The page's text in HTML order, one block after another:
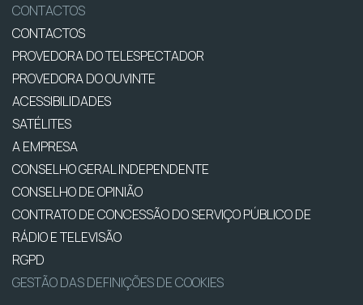
CONTACTOS
CONTACTOS
PROVEDORA DO TELESPECTADOR
PROVEDORA DO OUVINTE
ACESSIBILIDADES
SATÉLITES
A EMPRESA
CONSELHO GERAL INDEPENDENTE
CONSELHO DE OPINIÃO
CONTRATO DE CONCESSÃO DO SERVIÇO PÚBLICO DE
RÁDIO E TELEVISÃO
RGPD
GESTÃO DAS DEFINIÇÕES DE COOKIES